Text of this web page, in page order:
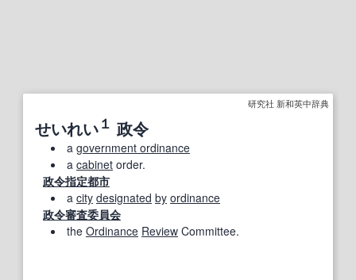
研究社 新和英中辞典
せいれい１ 政令
a government ordinance
a cabinet order.
政令指定都市
a city designated by ordinance
政令審査委員会
the Ordinance Review Committee.